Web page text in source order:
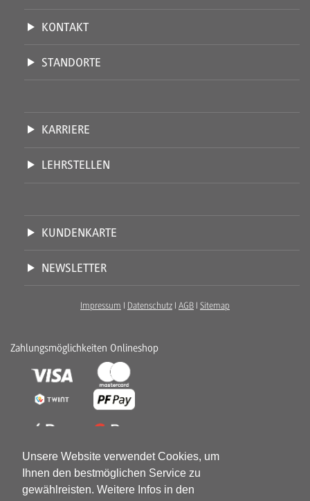
Unsere Website verwendet Cookies, um
Ihnen den bestmöglichen Service zu
gewählreisten. Weitere Infos in den
KONTAKT
STANDORTE
KARRIERE
LEHRSTELLEN
KUNDENKARTE
NEWSLETTER
Impressum I Datenschutz I AGB I Sitemap
Zahlungsmöglichkeiten Onlineshop